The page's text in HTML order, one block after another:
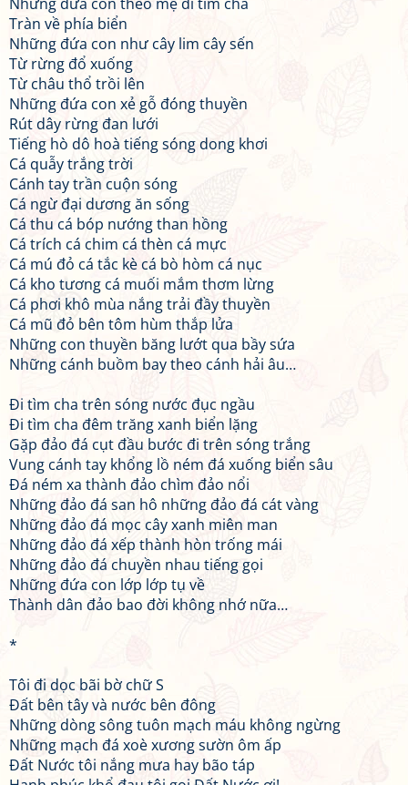
Tràn về phía biển
Những đứa con như cây lim cây sến
Từ rừng đổ xuống
Từ châu thổ trồi lên
Những đứa con xẻ gỗ đóng thuyền
Rút dây rừng đan lưới
Tiếng hò dô hoà tiếng sóng dong khơi
Cá quẫy trắng trời
Cánh tay trần cuộn sóng
Cá ngừ đại dương ăn sống
Cá thu cá bóp nướng than hồng
Cá trích cá chim cá thèn cá mực
Cá mú đỏ cá tắc kè cá bò hòm cá nục
Cá kho tương cá muối mắm thơm lừng
Cá phơi khô mùa nắng trải đầy thuyền
Cá mũ đỏ bên tôm hùm thắp lửa
Những con thuyền băng lướt qua bầy sứa
Những cánh buồm bay theo cánh hải âu…
Đi tìm cha trên sóng nước đục ngầu
Đi tìm cha đêm trăng xanh biển lặng
Gặp đảo đá cụt đầu bước đi trên sóng trắng
Vung cánh tay khổng lồ ném đá xuống biển sâu
Đá ném xa thành đảo chìm đảo nổi
Những đảo đá san hô những đảo đá cát vàng
Những đảo đá mọc cây xanh miên man
Những đảo đá xếp thành hòn trống mái
Những đảo đá chuyền nhau tiếng gọi
Những đứa con lớp lớp tụ về
Thành dân đảo bao đời không nhớ nữa…
*
Tôi đi dọc bãi bờ chữ S
Đất bên tây và nước bên đông
Những dòng sông tuôn mạch máu không ngừng
Những mạch đá xoè xương sườn ôm ấp
Đất Nước tôi nắng mưa hay bão táp